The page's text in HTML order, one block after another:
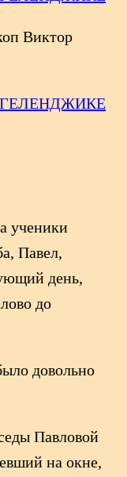
Виктор
ученики
Павел,
день,
до
довольно
Павловой
на окне,